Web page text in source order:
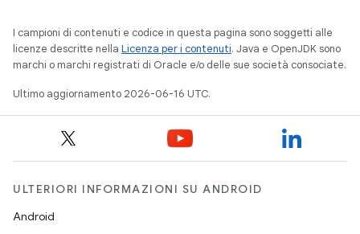
I campioni di contenuti e codice in questa pagina sono soggetti alle
licenze descritte nella Licenza per i contenuti. Java e OpenJDK sono
marchi o marchi registrati di Oracle e/o delle sue società consociate.
Ultimo aggiornamento 2026-06-16 UTC.
ULTERIORI INFORMAZIONI SU ANDROID
Android